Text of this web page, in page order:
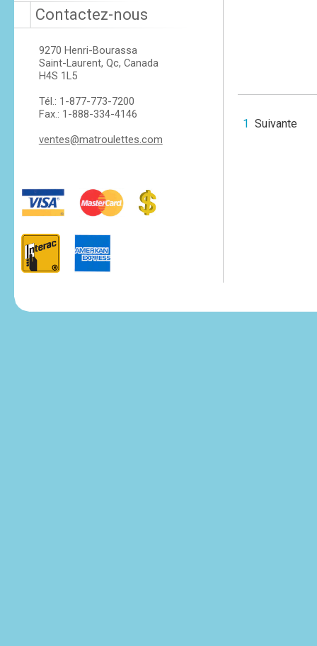
Contactez-nous
9270 Henri-Bourassa
Saint-Laurent, Qc, Canada
H4S 1L5
Tél.: 1-877-773-7200
Fax.: 1-888-334-4146
ventes@matroulettes.com
1 Suivante